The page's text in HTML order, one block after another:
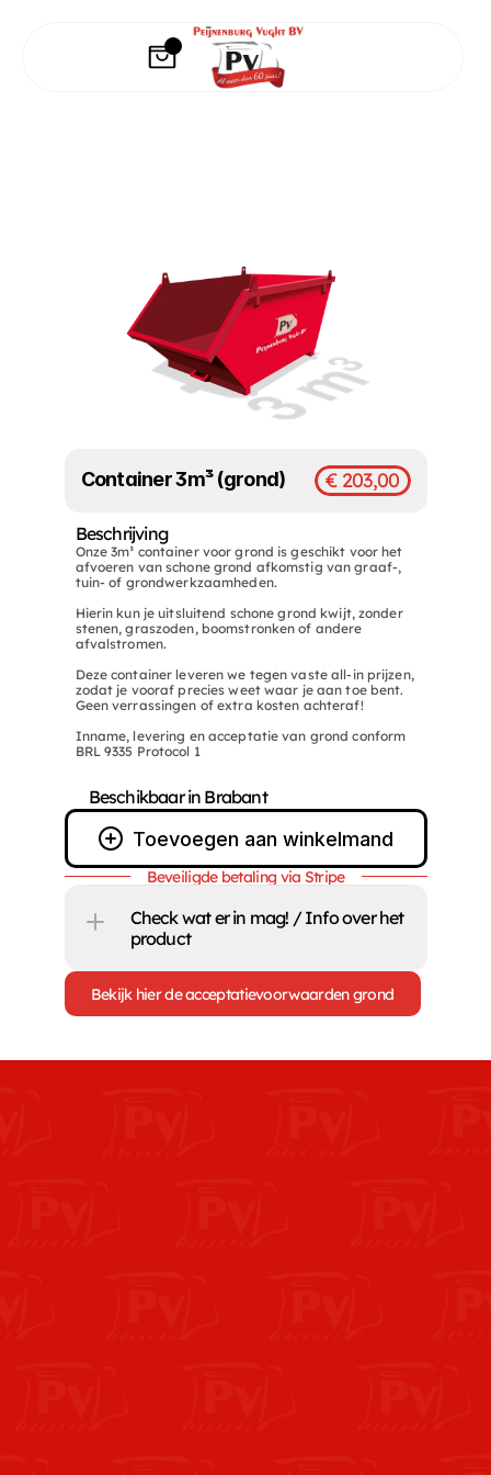
Container 3m³ (grond) € 203,00
Beschrijving
Onze 3m³ container voor grond is geschikt voor het
afvoeren van schone grond afkomstig van graaf-,
tuin- of grondwerkzaamheden.
Hierin kun je uitsluitend schone grond kwijt, zonder
stenen, graszoden, boomstronken of andere
afvalstromen.
Deze container leveren we tegen vaste all-in prijzen,
zodat je vooraf precies weet waar je aan toe bent.
Geen verrassingen of extra kosten achteraf!
Inname, levering en acceptatie van grond conform
BRL 9335 Protocol 1
Beschikbaar in Brabant
Toevoegen aan winkelmand
Beveiligde betaling via Stripe
Check wat er in mag! / Info over het
product
Bekijk hier de acceptatievoorwaarden grond
Openingstijden
Ma
Di
Wo
Do
Vr
Zo
07:00- 12:30 / 13:00- 16:30
07:00- 12:30 / 13:00- 16:30
07:00- 12:30 / 13:00- 16:30
07:00- 12:30 / 13:00- 16:30
07:00- 12:30 / 13:00- 16:30
Gesloten
Laden bouwstoffen tot 16:00
Kamer van
Algemene
VCA certificaat
ISO certificaat
Veelgestelde vragen